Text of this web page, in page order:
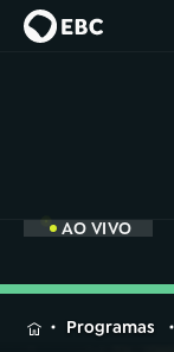
AO VIVO
MENUProgramas